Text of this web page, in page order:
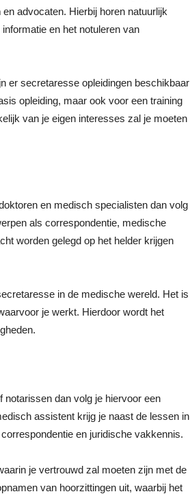
advocaten. Hierbij horen natuurlijk
en het notuleren van
er secretaresse opleidingen beschikbaar
opleiding, maar ook voor een training
van je eigen interesses zal je moeten
en medisch specialisten dan volg
als correspondentie, medische
worden gelegd op het helder krijgen
in de medische wereld. Het is
je werkt. Hierdoor wordt het
dan volg je hiervoor een
assistent krijg je naast de lessen in
en juridische vakkennis.
je vertrouwd zal moeten zijn met de
van hoorzittingen uit, waarbij het